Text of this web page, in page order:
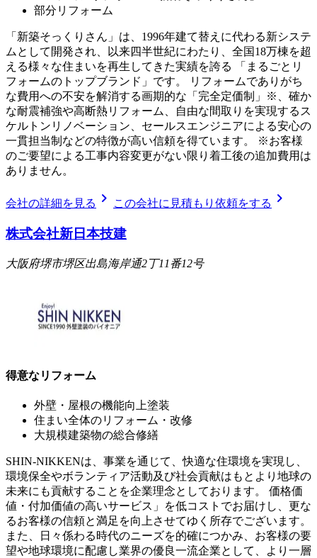
部分リフォーム
「新築そっくりさん」は、1996年建て替えに代わる新システ
ムとして開発され、以来四半世紀にわたり、全国18万棟を超
える様々な住まいを再生してきた実績を誇る 「まるごとリ
フォームのトップブランド」です。 リフォームでありがち
な費用への不安を解消する画期的な「完全定価制」※、確か
な耐震補強や高断熱リフォーム、自由な間取りを実現するス
ケルトンリノベーション、セールスエンジニアによる安心の
一貫担当制などの特徴が高い信頼を得ています。 ※お客様
のご要望による工事内容変更がない限り着工後の追加費用は
ありません。
会社の詳細を見る chevron_right この会社に見積もり依頼をする chevron_right
株式会社新日本技建
大阪府堺市堺区出島海岸通2丁11番12号
得意なリフォーム
外壁・屋根の機能向上塗装
住まい全体のリフォーム・改修
大規模建築物の総合修繕
SHIN-NIKKENは、事業を通じて、快適な住環境を実現し、
環境保全やボランティア活動及び社会貢献はもとより地球の
未来にも貢献することを企業理念としております。 価格価
値・付加価値の高いサービス」を低コストでお届けし、更な
るお客様の信頼と満足を向上させてゆく所存でございます。
また、日々係わる時代のニーズを的確につかみ、お客様の要
望や地球環境に配慮し業界の優良一流企業として、より一層